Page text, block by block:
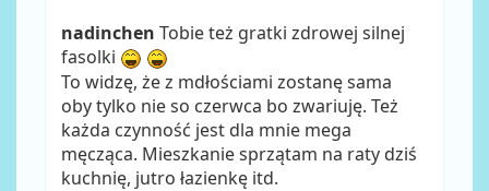
nadinchen Tobie też gratki zdrowej silnej
fasolki
To widzę, że z mdłościami zostanę sama
oby tylko nie so czerwca bo zwariuję. Też
każda czynność jest dla mnie mega
męcząca. Mieszkanie sprzątam na raty dziś
kuchnię, jutro łazienkę itd.